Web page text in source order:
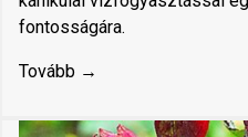
fontosságára.
Tovább →